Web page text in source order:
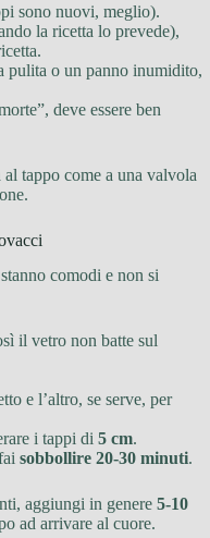
sono nuovi, meglio).
la ricetta lo prevede),
pulita o un panno inumidito,
deve essere ben
tappo come a una valvola
comodi e non si
il vetro non batte sul
e l’altro, se serve, per
i tappi di 5 cm.
sobbollire 20-30 minuti.
aggiungi in genere 5-10
ad arrivare al cuore.